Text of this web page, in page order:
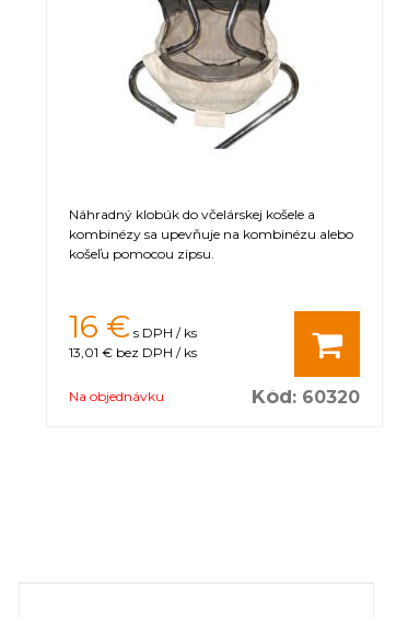
Náhradný klobúk do včelárskej košele a
kombinézy sa upevňuje na kombinézu alebo
košeľu pomocou zipsu.
16 € s DPH / ks
13,01 € bez DPH / ks
Na objednávku Kód: 60320